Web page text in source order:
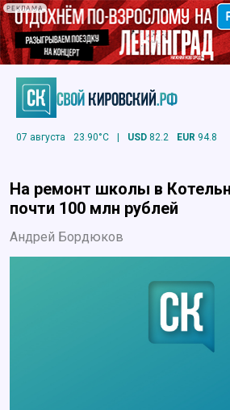
РЕКЛАМА
07 августа 23.90°C | USD 82.2 EUR 94.8
На ремонт школы в
почти 100 млн рублей
Андрей Бордюков